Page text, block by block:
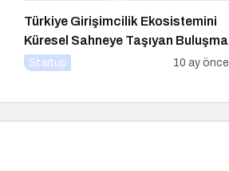
Türkiye Girişimcilik Ekosistemini
Küresel Sahneye Taşıyan Buluşma
Startup 10 ay önce